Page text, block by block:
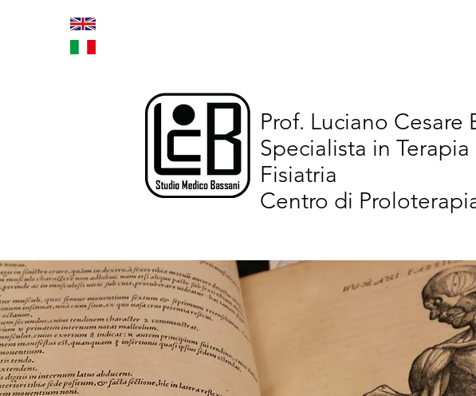
Prof. Luciano Cesare
Specialista in
Fisiatria
Centro di